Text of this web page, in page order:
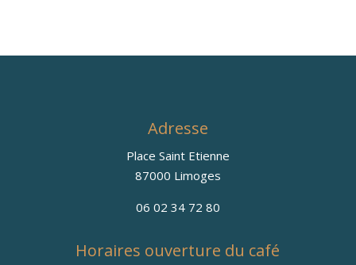
Adresse
Place Saint Etienne
87000 Limoges
06 02 34 72 80
Horaires ouverture du café